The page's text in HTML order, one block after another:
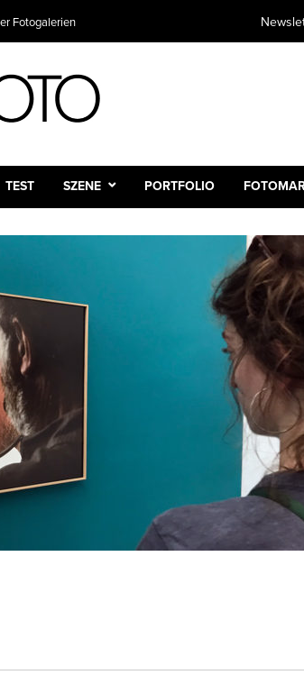
Plattform
TEST SZENE PORTFOLIO
Sie kostenlos über alle Themen rund um
natürlich selbst wie oft.
des Newsletters
zum Marketing
wird die Informationen, die Sie in diesem
in Kontakt zu bleiben.
erlaube ich die Kontaktaufnahme über E-Mail*
Wir verwenden MailChimp als unsere
Automatisierung. Indem Sie unten zur
klicken, bestätigen Sie, dass die von Ihnen
DatenschutzrichtlinienundBedingungen